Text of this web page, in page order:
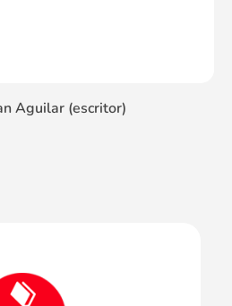
Aguilar (escritor)